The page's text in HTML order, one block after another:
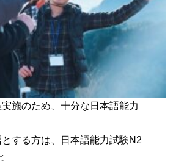
施のため、十分な日本語能力
する方は、日本語能力試験N2